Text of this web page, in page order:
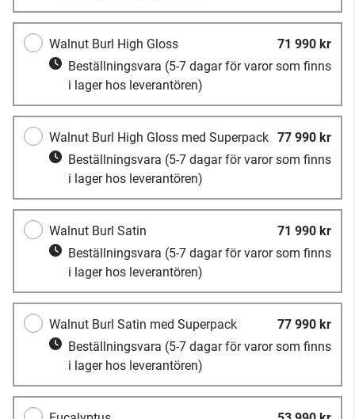
Walnut Burl High Gloss
71 990 kr
Beställningsvara (5-7 dagar för varor som finns
i lager hos leverantören)
Walnut Burl High Gloss med Superpack 77 990 kr
Beställningsvara (5-7 dagar för varor som finns
i lager hos leverantören)
Walnut Burl Satin
71 990 kr
Beställningsvara (5-7 dagar för varor som finns
i lager hos leverantören)
Walnut Burl Satin med Superpack
77 990 kr
Beställningsvara (5-7 dagar för varor som finns
i lager hos leverantören)